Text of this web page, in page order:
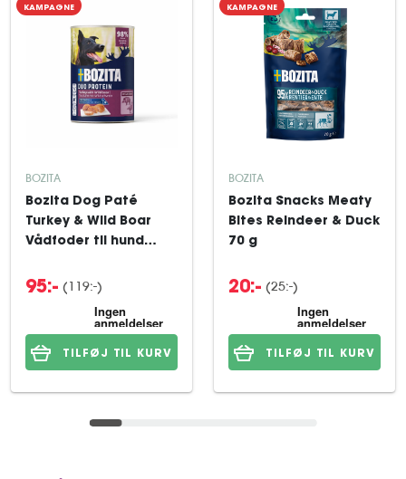
KAMPAGNE
BOZITA
Bozita Dog Paté
Turkey & Wild Boar
Vådfoder til hund
95:- (119:-)
TILFØJ TIL KURV
KAMPAGNE
BOZITA
Bozita Snacks Meaty
Bites Reindeer & Duck
70 g
20:- (25:-)
TILFØJ TIL KURV